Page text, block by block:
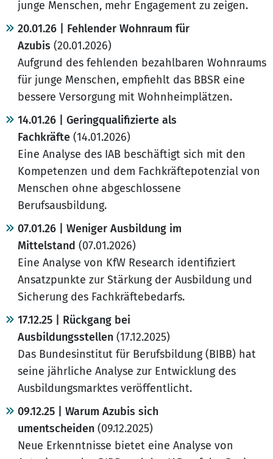
junge Menschen, mehr Engagement zu zeigen.
20.01.26 | Fehlender Wohnraum für
Azubis (20.01.2026)
Aufgrund des fehlenden bezahlbaren Wohnraums
für junge Menschen, empfiehlt das BBSR eine
bessere Versorgung mit Wohnheimplätzen.
14.01.26 | Geringqualifizierte als
Fachkräfte (14.01.2026)
Eine Analyse des IAB beschäftigt sich mit den
Kompetenzen und dem Fachkräftepotenzial von
Menschen ohne abgeschlossene
Berufsausbildung.
07.01.26 | Weniger Ausbildung im
Mittelstand (07.01.2026)
Eine Analyse von KfW Research identifiziert
Ansatzpunkte zur Stärkung der Ausbildung und
Sicherung des Fachkräftebedarfs.
17.12.25 | Rückgang bei
Ausbildungsstellen (17.12.2025)
Das Bundesinstitut für Berufsbildung (BIBB) hat
seine jährliche Analyse zur Entwicklung des
Ausbildungsmarktes veröffentlicht.
09.12.25 | Warum Azubis sich
umentscheiden (09.12.2025)
Neue Erkenntnisse bietet eine Analyse von